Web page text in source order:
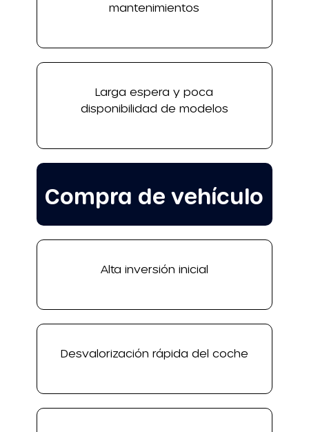
Compra de vehículo
Alta inversión inicial
mantenimientos
Desvalorización rápida del coche
Larga espera y poca
disponibilidad de modelos